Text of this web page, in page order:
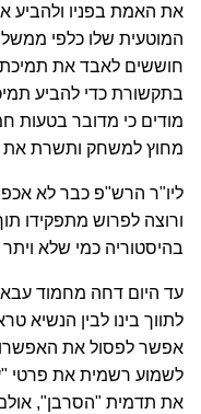
את האמת בפניו ולהביע
המוטעית שלו כלפי
חוששים לאבד את
בתקשורת כדי להביע
מודים כי מדובר בטעות
מחוץ למשחק ותשרת את
ליו"ר הרש"פ כבר לא
ורוצה לפרוש מתפקידו
בהיסטוריה כמי שלא
עד היום דחה מחמוד
לתווך בינו לבין הנשיא
אפשר לפסול את
לשמוע רשמית את פרטי
את תדמית "הסרבן", אולם